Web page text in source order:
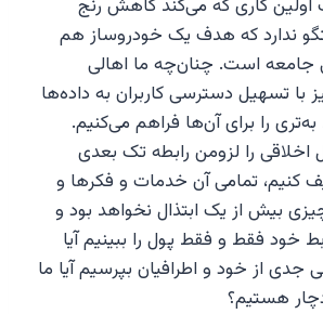
کاری که می‌کند کاهش رنج
ندارد که هدف یک خودروساز هم
جامعه است. چنان‌چه ما اهالی
با تسهیل دسترسی کاربران به داده‌ها
را برای آن‌ها فراهم می‌کنیم.
اخلاقی را لزومن رابطه تک بعدی
کنیم، تمامی آن خدمات و فکرها و
بیش از یک ابتذال نخواهد بود و
خود فقط و فقط پول را ببینیم آیا
جدی از خود و اطرافیان بپرسیم آیا ما
دچار هستیم؟